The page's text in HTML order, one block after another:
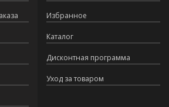
Избранное
Каталог
Дисконтная программа
Уход за товаром